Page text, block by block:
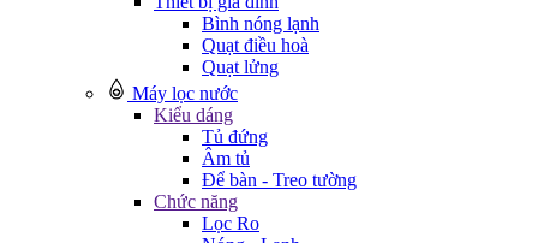
Bình nóng lạnh
Quạt điều hoà
Quạt lửng
Máy lọc nước
Kiểu dáng
Tủ đứng
Âm tủ
Để bàn - Treo tường
Chức năng
Lọc Ro